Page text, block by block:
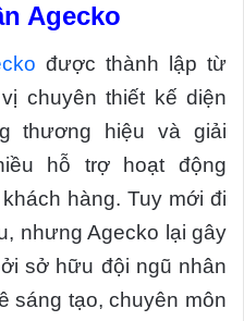
Agecko
được thành lập từ
chuyên thiết kế diện
thương hiệu và giải
hỗ trợ hoạt động
hàng. Tuy mới đi
nhưng Agecko lại gây
sở hữu đội ngũ nhân
sáng tạo, chuyên môn